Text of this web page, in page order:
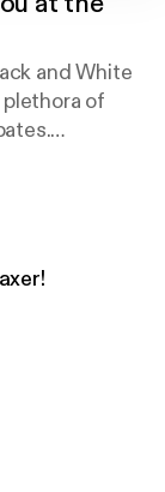
and White
of
of sorts,
about hair
to